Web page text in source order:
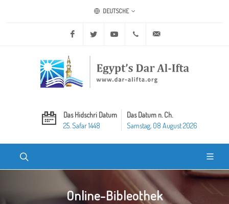
DEUTSCHE
Facebook Twitter Youtube +20 2 25970400
Das Hidschri Datum
25. Safar 1448
Das Datum n. Ch.
Samstag, 08 August 2026
Online-Bibleothek